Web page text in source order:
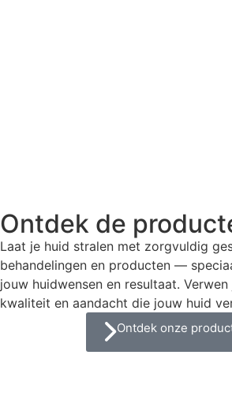
Ontdek de
Laat je huid stralen met zorgvuldig
behandelingen en producten —
jouw huidwensen en resultaat.
kwaliteit en aandacht die jouw huid
Ontdek onze